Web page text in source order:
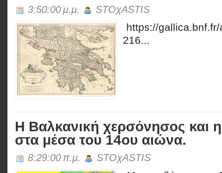
3:50:00 μ.μ. STOχASTIS
https://
216...
Η Βαλκανική χερσόνησος και
στα μέσα του 14ου αιώνα.
8:29:00 π.μ. STOχASTIS